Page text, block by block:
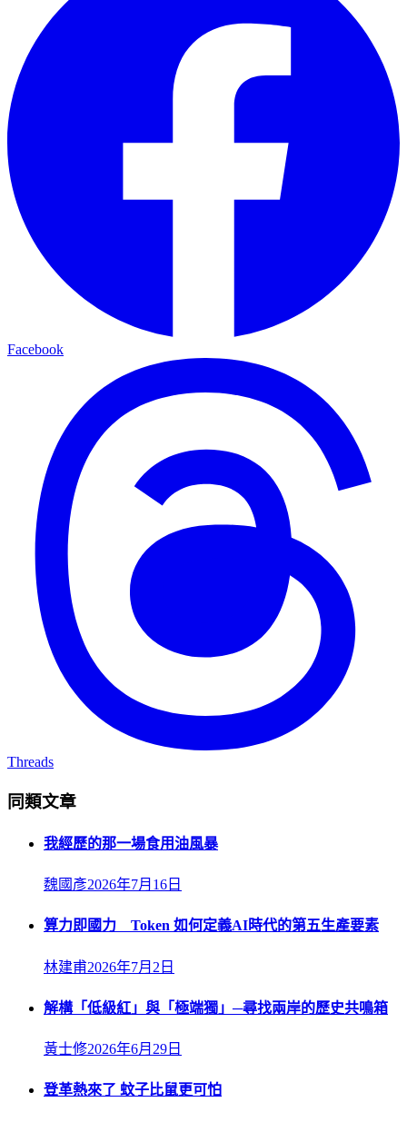
Facebook
Threads
同類文章
我經歷的那一場食用油風暴
魏國彥2026年7月16日
算力即國力 Token 如何定義AI時代的第五生產要素
林建甫2026年7月2日
解構「低級紅」與「極端獨」─尋找兩岸的歷史共鳴箱
黃士修2026年6月29日
登革熱來了 蚊子比鼠更可怕